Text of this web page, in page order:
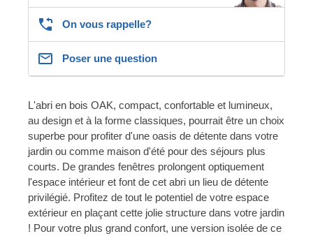
On vous rappelle?
Poser une question
L'abri en bois OAK, compact, confortable et lumineux,
au design et à la forme classiques, pourrait être un choix
superbe pour profiter d'une oasis de détente dans votre
jardin ou comme maison d'été pour des séjours plus
courts. De grandes fenêtres prolongent optiquement
l'espace intérieur et font de cet abri un lieu de détente
privilégié. Profitez de tout le potentiel de votre espace
extérieur en plaçant cette jolie structure dans votre jardin
! Pour votre plus grand confort, une version isolée de ce